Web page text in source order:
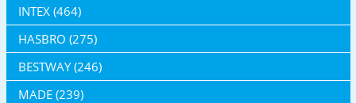
INTEX (464)
HASBRO (275)
BESTWAY (246)
MADE (239)